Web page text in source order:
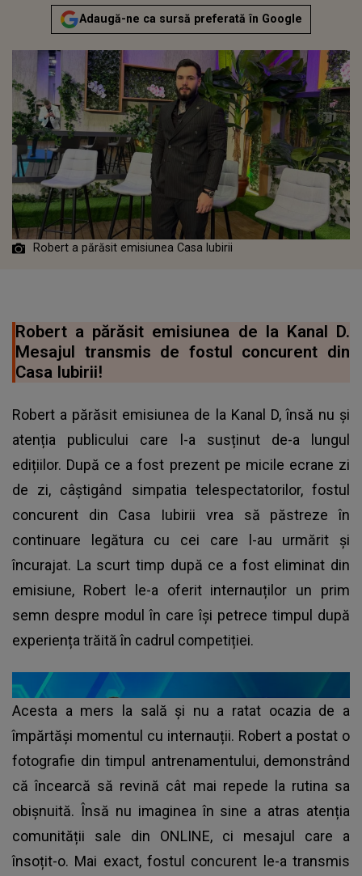
Adaugă-ne ca sursă preferată în Google
Robert a părăsit emisiunea Casa Iubirii
Robert a părăsit emisiunea de la Kanal D.
Mesajul transmis de fostul concurent din
Casa Iubirii!
Robert a părăsit emisiunea de la Kanal D, însă nu și
atenția publicului care l-a susținut de-a lungul
edițiilor. După ce a fost prezent pe micile ecrane zi
de zi, câștigând simpatia telespectatorilor, fostul
concurent din Casa Iubirii vrea să păstreze în
continuare legătura cu cei care l-au urmărit și
încurajat. La scurt timp după ce a fost eliminat din
emisiune, Robert le-a oferit internauților un prim
semn despre modul în care își petrece timpul după
experiența trăită în cadrul competiției.
Acesta a mers la sală și nu a ratat ocazia de a
împărtăși momentul cu internauții. Robert a postat o
fotografie din timpul antrenamentului, demonstrând
că încearcă să revină cât mai repede la rutina sa
obișnuită. Însă nu imaginea în sine a atras atenția
comunității sale din ONLINE, ci mesajul care a
însoțit-o. Mai exact, fostul concurent le-a transmis